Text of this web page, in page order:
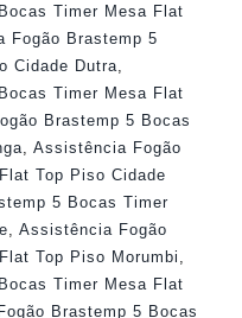
Timer Mesa Flat
Fogão Brastemp 5
Cidade Dutra
Timer Mesa Flat
Brastemp 5 Bocas
Assistência Fogão
Top Piso Cidade
5 Bocas Timer
Assistência Fogão
Top Piso Morumbi
Timer Mesa Flat
Brastemp 5 Bocas